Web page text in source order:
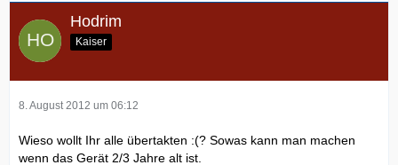
Hodrim
Kaiser
8. August 2012 um 06:12
Wieso wollt Ihr alle übertakten :(? Sowas kann man machen
wenn das Gerät 2/3 Jahre alt ist.